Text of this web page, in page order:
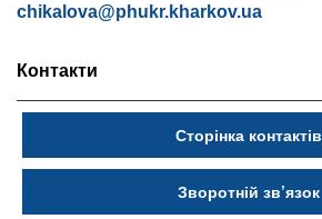
chikalova@phukr.kharkov.ua
Контакти
Сторінка контактів
Зворотній зв’язок